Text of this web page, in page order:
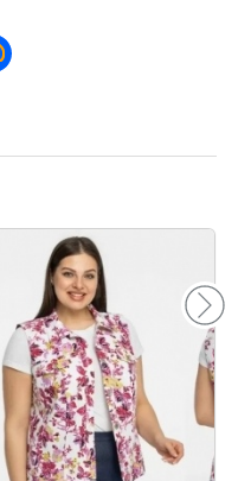
136-140